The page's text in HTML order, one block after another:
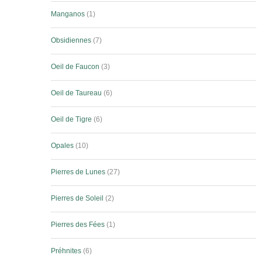
Manganos 1
Obsidiennes 7
Oeil de Faucon 3
Oeil de Taureau 6
Oeil de Tigre 6
Opales 10
Pierres de Lunes 27
Pierres de Soleil 2
Pierres des Fées 1
Préhnites 6